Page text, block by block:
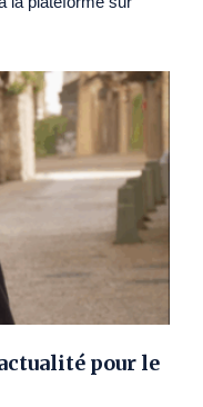
pour le